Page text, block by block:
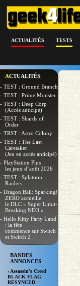
ACTUALITÉS TESTS
ACTUALITÉS
- TEST : Ground Branch
- TEST : Prime Monster
- TEST : Deep Corp
(Accès anticipé)
- TEST : Shards of
Order
- TRST : Astro Colony
- TEST : The Last
Caretaker
(Jeu en accès anticipé)
- PlayStation Plus :
les jeux d’août 2026
- TEST : Splatoon
Raiders
- Dragon Ball: Sparking!
ZERO accueille
le DLC « Super Limit-
Breaking NEO »
- Hello Kitty Party Land
: la fête
commence sur Switch
et Switch 2
BANDES
ANNONCES
› Assassin’s Creed
BLACK FLAG
RESYNCED